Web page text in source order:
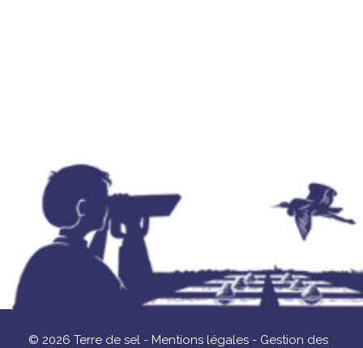
© 2026 Terre de sel - Mentions légales - Gestion des